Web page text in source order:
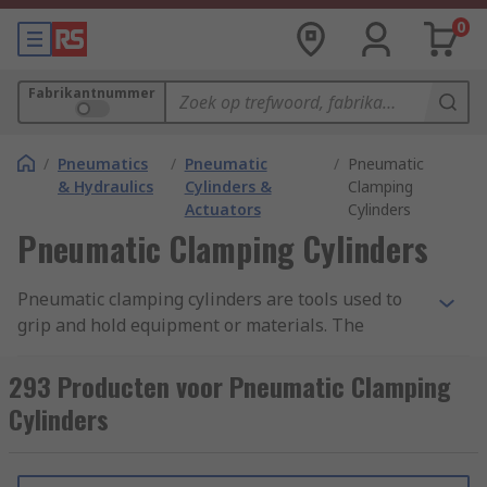
0
Fabrikantnummer
/ Pneumatics
& Hydraulics
/ Pneumatic
Cylinders &
Actuators
/ Pneumatic
Clamping
Cylinders
Pneumatic Clamping Cylinders
Pneumatic clamping cylinders are tools used to
grip and hold equipment or materials. The
operations, for securing the actuator rod in a
vertical position and preventing it from
retracting, which is essential for operator safety.
They have spring-like mechanisms that are kept
293 Producten voor Pneumatic Clamping
Cylinders